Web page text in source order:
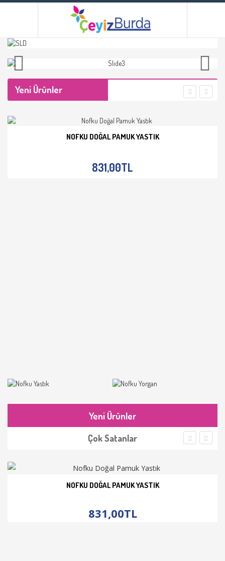
Yeni Ürünler
NOFKU DOĞAL PAMUK YASTIK
831,00TL
Yeni Ürünler
Çok Satanlar
NOFKU DOĞAL PAMUK YASTIK
831,00TL